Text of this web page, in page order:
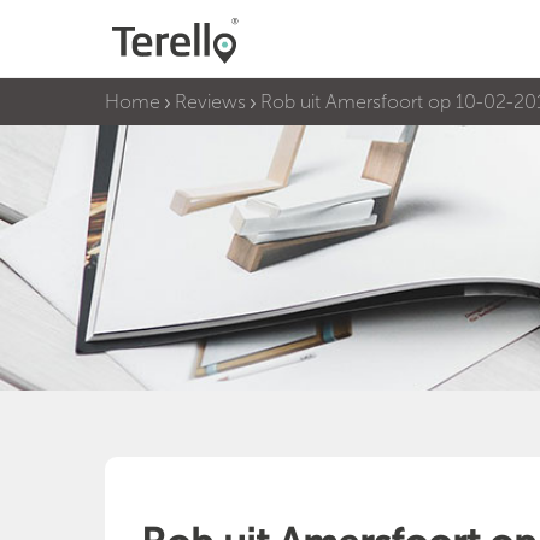
Home Reviews Rob uit Amersfoort op 10-02-